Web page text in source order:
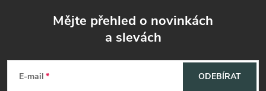
Mějte přehled o novinkách
a slevách
E-mail ODEBÍRAT